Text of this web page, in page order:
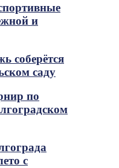
и
соберётся
саду
по
с